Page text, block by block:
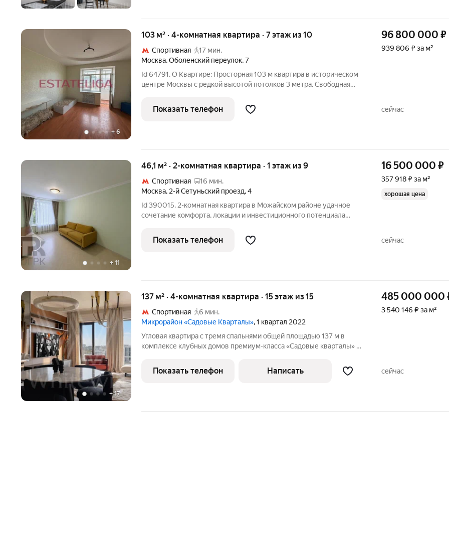
+ 6
103 м² · 4-комнатная квартира · 7 этаж из 10
Спортивная
17 мин.
Москва,Оболенский переулок,7
Id 64791. О Квартире: Просторная 103 м квартира в историческом
центре Москвы с редкой высотой потолков 3 метра. Свободная
проект: от классической гостиной до студии с мастер-спальней.
Старый
96 800 000 ₽
939 806 ₽ за м²
Показать телефон сейчас
+ 11
46,1 м² · 2-комнатная квартира · 1 этаж из 9
Спортивная
16 мин.
Москва, 2-й Сетуньский проезд,4
Id 390015. 2-комнатная квартира в Можайском районе удачное
сочетание комфорта, локации и инвестиционного потенциала
покупки и при этом сохранить высокий потенциал ликвидности
обратите
16 500 000 ₽
357 918 ₽ за м²
хорошая цена
Показать телефон сейчас
+17
137 м² · 4-комнатная квартира · 15 этаж из 15
Спортивная
6 мин.
Микрорайон «Садовые Кварталы», 1 квартал 2022
Угловая квартира с тремя спальнями общей площадью 137 м в
комплексе клубных домов премиум-класса «Садовые кварталы» в
расположена на верхнем пятнадцатом этаже, откуда открываются
панорамные виды на
485 000 000
3 540 146 ₽ за м²
Показать телефон Написать сейчас